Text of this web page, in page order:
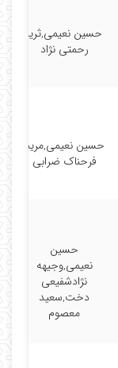
حسین نعیمی,ثریا
رحمتی نژاد
حسین نعیمی,مریم
فرحناک ضرابی
حسین
نعیمی,وجیهه
نژادشفیعی
دخت,سعید
معصوم